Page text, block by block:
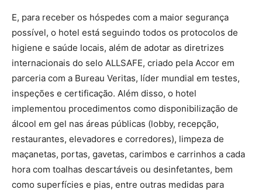
E, para receber os hóspedes com a maior segurança
possível, o hotel está seguindo todos os protocolos de
higiene e saúde locais, além de adotar as diretrizes
internacionais do selo ALLSAFE, criado pela Accor em
parceria com a Bureau Veritas, líder mundial em testes,
inspeções e certificação. Além disso, o hotel
implementou procedimentos como disponibilização de
álcool em gel nas áreas públicas (lobby, recepção,
restaurantes, elevadores e corredores), limpeza de
maçanetas, portas, gavetas, carimbos e carrinhos a cada
hora com toalhas descartáveis ou desinfetantes, bem
como superfícies e pias, entre outras medidas para